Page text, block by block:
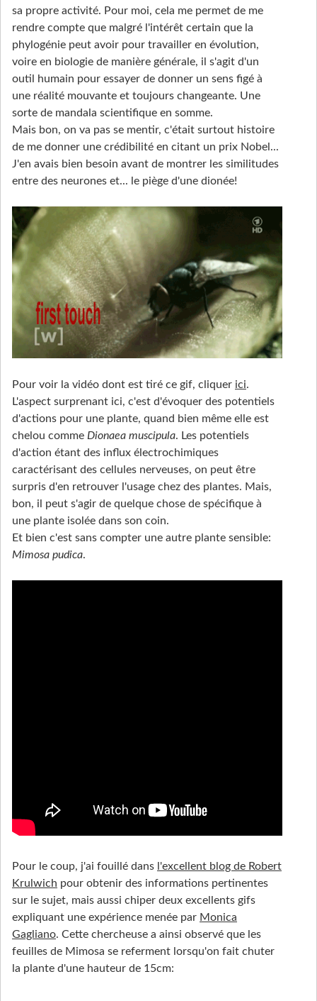
sa propre activité. Pour moi, cela me permet de me
rendre compte que malgré l'intérêt certain que la
phylogénie peut avoir pour travailler en évolution,
voire en biologie de manière générale, il s'agit d'un
outil humain pour essayer de donner un sens figé à
une réalité mouvante et toujours changeante. Une
sorte de mandala scientifique en somme.
Mais bon, on va pas se mentir, c'était surtout histoire
de me donner une crédibilité en citant un prix Nobel...
J'en avais bien besoin avant de montrer les similitudes
entre des neurones et... le piège d'une dionée!
Pour voir la vidéo dont est tiré ce gif, cliquer ici.
L'aspect surprenant ici, c'est d'évoquer des potentiels
d'actions pour une plante, quand bien même elle est
chelou comme Dionaea muscipula. Les potentiels
d'action étant des influx électrochimiques
caractérisant des cellules nerveuses, on peut être
surpris d'en retrouver l'usage chez des plantes. Mais,
bon, il peut s'agir de quelque chose de spécifique à
une plante isolée dans son coin.
Et bien c'est sans compter une autre plante sensible:
Mimosa pudica.
Pour le coup, j'ai fouillé dans l'excellent blog de Robert
Krulwich pour obtenir des informations pertinentes
sur le sujet, mais aussi chiper deux excellents gifs
expliquant une expérience menée par Monica
Gagliano. Cette chercheuse a ainsi observé que les
feuilles de Mimosa se referment lorsqu'on fait chuter
la plante d'une hauteur de 15cm: